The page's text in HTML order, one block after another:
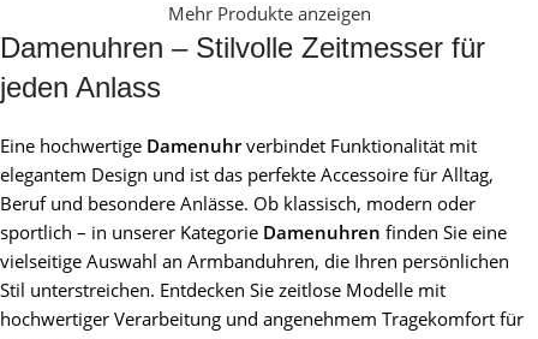
Mehr Produkte anzeigen
Damenuhren – Stilvolle Zeitmesser für
jeden Anlass
Eine hochwertige Damenuhrverbindet Funktionalität mit
elegantem Design und ist das perfekte Accessoire für Alltag,
Beruf und besondere Anlässe. Ob klassisch, modern oder
sportlich – in unserer Kategorie Damenuhren finden Sie eine
vielseitige Auswahl an Armbanduhren, die Ihren persönlichen
Stil unterstreichen. Entdecken Sie zeitlose Modelle mit
hochwertiger Verarbeitung und angenehmem Tragekomfort für